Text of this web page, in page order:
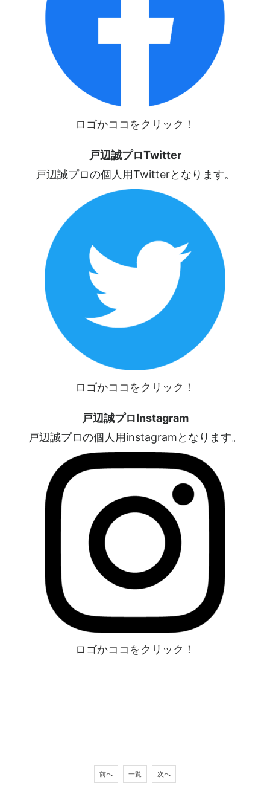
ロゴかココをクリック！
戸辺誠プロTwitter
戸辺誠プロの個人用Twitterとなります。
ロゴかココをクリック！
戸辺誠プロInstagram
戸辺誠プロの個人用instagramとなります。
ロゴかココをクリック！
前へ 一覧 次へ